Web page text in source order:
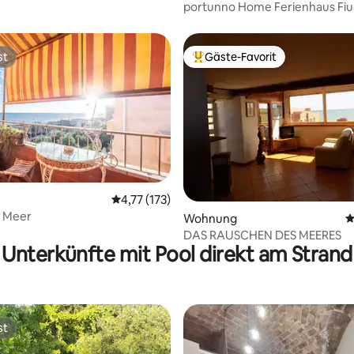
portunno Home Ferienhaus
4,92 von 5, 178 Bewertungen
Durchschnittliche Bewertung: 4,77 von 5,
4,77 (173)
Meer
Beliebter Gäste-Favorit.
Gäste-Favorit
Wohnung
DAS RAUSCHEN DES MEERES
Unterkünfte mit Pool direkt am Strand